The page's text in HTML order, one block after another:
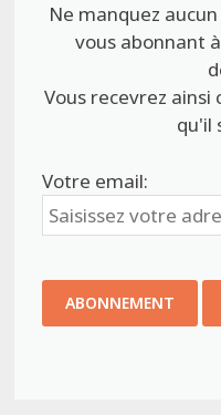
Ne manquez
vous abonnant
Vous recevrez
qu'il
Votre email: